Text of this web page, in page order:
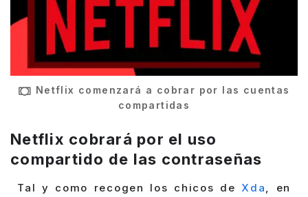
Netflix comenzará a cobrar por las cuentas
compartidas
Netflix cobrará por el uso
compartido de las contraseñas
Tal y como recogen los chicos de Xda, en